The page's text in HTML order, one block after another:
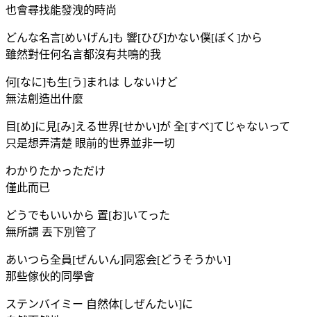
也會尋找能發洩的時尚
どんな名言[めいげん]も 響[ひび]かない僕[ぼく]から
雖然對任何名言都沒有共鳴的我
何[なに]も生[う]まれは しないけど
無法創造出什麼
目[め]に見[み]える世界[せかい]が 全[すべ]てじゃないって
只是想弄清楚 眼前的世界並非一切
わかりたかっただけ
僅此而已
どうでもいいから 置[お]いてった
無所謂 丟下別管了
あいつら全員[ぜんいん]同窓会[どうそうかい]
那些傢伙的同學會
ステンバイミー 自然体[しぜんたい]に